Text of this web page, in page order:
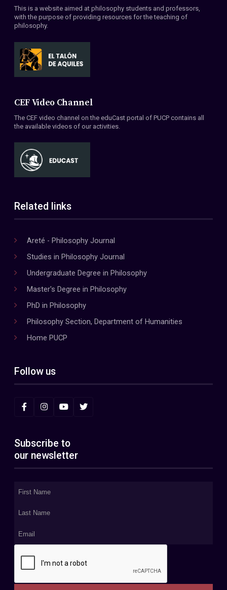
This is a website aimed at philosophy students and professors,
with the purpose of providing resources for the teaching of
philosophy.
CEF Video Channel
The CEF video channel on the eduCast portal of PUCP contains all
the available videos of our activities.
Related links
Areté - Philosophy Journal
Studies in Philosophy Journal
Undergraduate Degree in Philosophy
Master's Degree in Philosophy
PhD in Philosophy
Philosophy Section, Department of Humanities
Home PUCP
Follow us
Subscribe to
our newsletter